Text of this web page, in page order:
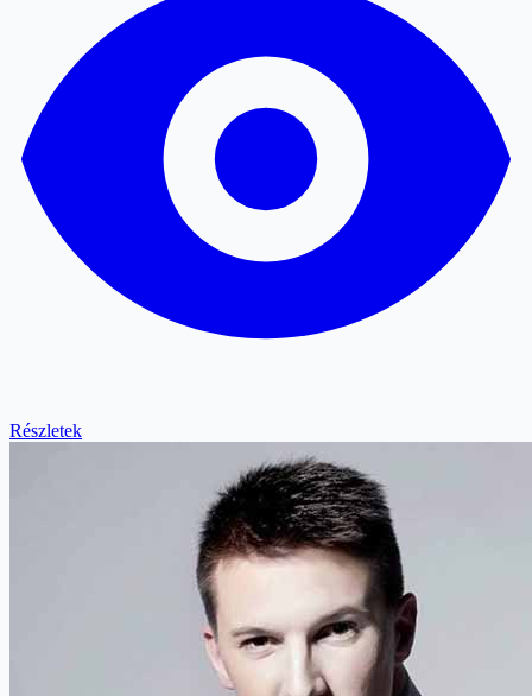
Részletek